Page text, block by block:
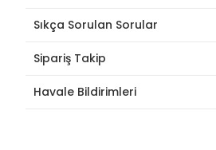
Sıkça Sorulan Sorular
Sipariş Takip
Havale Bildirimleri